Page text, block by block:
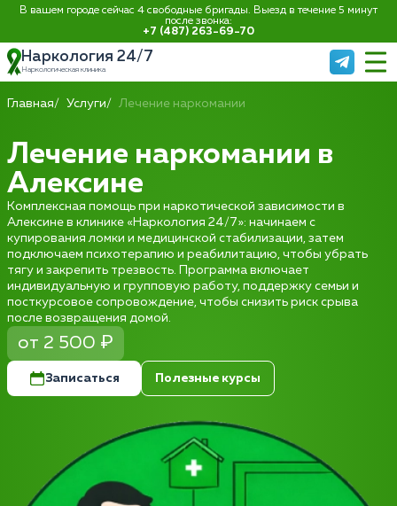
В вашем городе сейчас 4 свободные бригады. Выезд в течение 5 минут
после звонка:
+7 (487) 263-69-70
Наркология 24/7
Наркологическая клиника
Главная Услуги Лечение наркомании
Лечение наркомании в
Алексине
Комплексная помощь при наркотической зависимости в
Алексине в клинике «Наркология 24/7»: начинаем с
купирования ломки и медицинской стабилизации, затем
подключаем психотерапию и реабилитацию, чтобы убрать
тягу и закрепить трезвость. Программа включает
индивидуальную и групповую работу, поддержку семьи и
посткурсовое сопровождение, чтобы снизить риск срыва
после возвращения домой.
от 2 500 ₽
Записаться Полезные курсы